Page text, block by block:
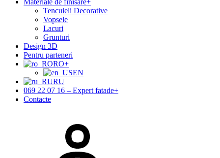
Materiale de finisare+
Tencuieli Decorative
Vopsele
Lacuri
Grunturi
Design 3D
Pentru parteneri
RO+
EN
RU
069 22 07 16 – Expert fatade+
Contacte